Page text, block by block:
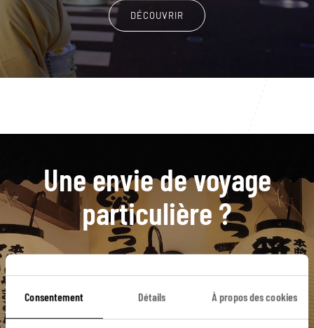
Consentement Détails À propos des cookies
DÉCOUVRIR
Une envie de voyage
particulière ?
Kyushu Chemin de la Philosophie
Gangnam Ginkaku-ji Côte d’Aoshima